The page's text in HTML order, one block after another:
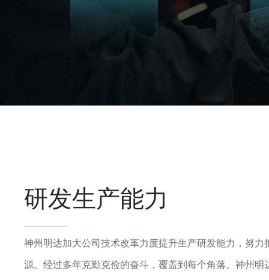
研发生产能力
神州明达加大公司技术改革力度提升生产研发能力，努
源。经过多年克勤克俭的奋斗，覆盖到每个角落。神州